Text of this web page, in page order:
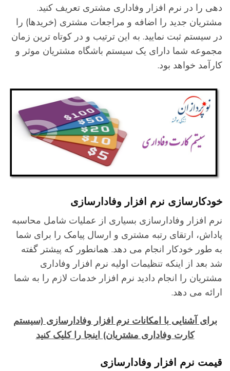
را در نرم افزار وفاداری مشتری تعریف کنید.
جدید را اضافه و مراجعات مشتری (خریدها) را
سیستم ثبت نمایید. به این ترتیب و در کوتاه ترین زمان
شما دارای یک سیستم باشگاه مشتریان موثر و
خواهد بود.
نرم افزار وفادارسازی
افزار وفادارسازی بسیاری از عملیات شامل محاسبه
ارتقای رتبه مشتری و ارسال پیامک را برای شما
طور خودکار انجام می دهد. همانطور که پیشتر گفته
بعد از اینکه تنظیمات اولیه نرم افزار وفاداری
را انجام دادید نرم افزار خدمات لازم را به شما
می دهد.
برای آشنایی با امکانات نرم افزار وفادارسازی (سیستم
کارت وفاداری مشتریان) اینجا را کلیک کنید
نرم افزار وفادارسازی